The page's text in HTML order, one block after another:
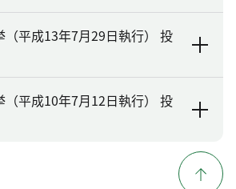
（平成13年7月29日執行） 投
（平成10年7月12日執行） 投